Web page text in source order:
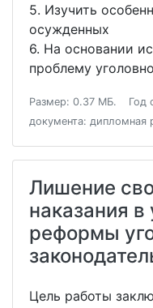
5. Изучить
осужденных
6. На основании
проблему
Размер: 0.37 МБ. Год
документа: дипломная
Лишение
наказания в
реформы
Цель работы